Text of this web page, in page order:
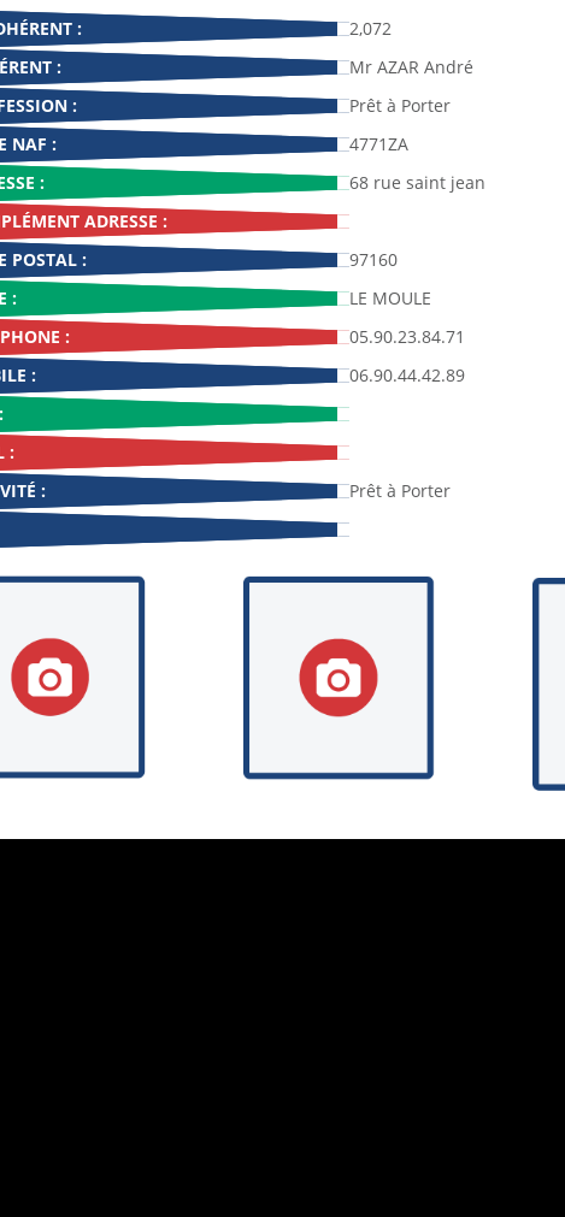
:
2,072
:
Mr AZAR André
:
Prêt à Porter
NAF :
4771ZA
:
68 rue saint jean
ADRESSE :
POSTAL :
97160
:
LE MOULE
:
05.90.23.84.71
:
06.90.44.42.89
:
:
Prêt à Porter